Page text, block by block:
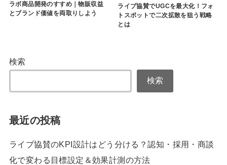
ラボ商品開発のすすめ｜物販収益
とブランド価値を両取りしよう
ライブ協賛でUGCを最大化！フォ
トスポットで二次拡散を狙う戦略
とは
検索
検索
最近の投稿
ライブ協賛のKPI設計はどう分ける？認知・採用・商談
化で変わる目標設定＆効果計測の方法